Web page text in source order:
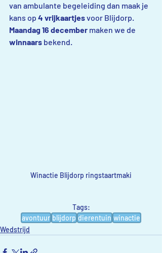
van ambulante begeleiding dan maak je
kans op 4 vrijkaartjes voor Blijdorp.
Maandag 16 december maken we de
winnaars bekend.
Winactie Blijdorp ringstaartmaki
Tags:
avontuur blijdorp dierentuin winactie
Wedstrijd